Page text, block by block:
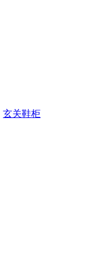
玄关鞋柜